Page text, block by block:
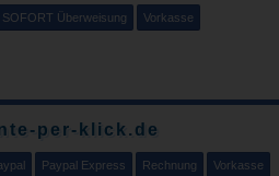
SOFORT Überweisung Vorkasse
per-klick.de
Paypal Express Rechnung Vorkasse